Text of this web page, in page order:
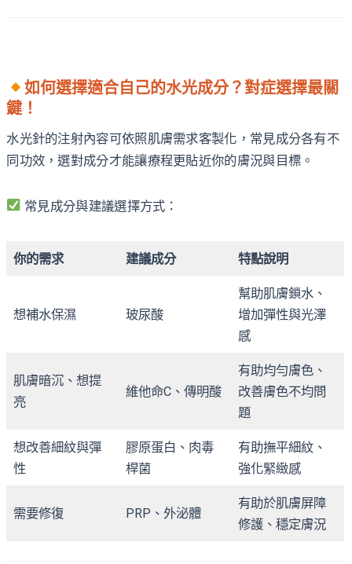
如何選擇適合自己的水光成分？對症選擇最關
鍵！
水光針的注射內容可依照肌膚需求客製化，常見成分各有不
同功效，選對成分才能讓療程更貼近你的膚況與目標。
常見成分與建議選擇方式：
你的需求 建議成分 特點說明
想補水保濕 玻尿酸
幫助肌膚鎖水、
增加彈性與光澤
感
肌膚暗沉、想提
亮
維他命C、傳明酸
有助均勻膚色、
改善膚色不均問
題
想改善細紋與彈
性
膠原蛋白、肉毒
桿菌
有助撫平細紋、
強化緊緻感
需要修復 PRP、外泌體
有助於肌膚屏障
修護、穩定膚況